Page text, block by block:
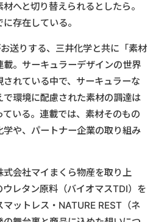
へと切り替えられるとしたら。
存在している。
送りする、三井化学と共に「素材
載。サーキュラーデザインの世界
れている中で、サーキュラーな
で環境に配慮された素材の調達は
いる。連載では、素材そのもの
学や、パートナー企業の取り組み
式会社マイまくら物産を取り上
レタン原料（バイオマスTDI）を
ットレス・NATURE REST（ネ